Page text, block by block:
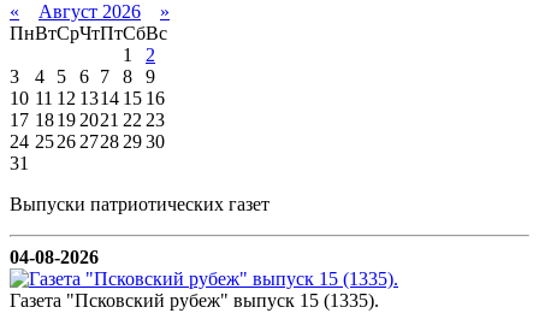
« Август 2026
»
ПнВтСрЧтПтСбВс
1
2
3
4 5 6 7 8
9
10 11 12 1314 15 16
17 18192021 2223
24 252627282930
31
Выпуски патриотических газет
04-08-2026
Газета "Псковский рубеж" выпуск 15 (1335).